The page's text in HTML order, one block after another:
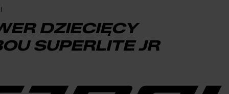
DZIECIĘCY
SUPERLITE JR